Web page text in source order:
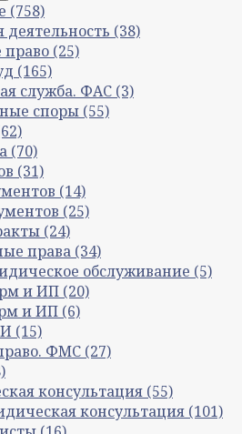
(758)
(38)
(25)
(165)
служба. ФАС (3)
споры (55)
(70)
(31)
(14)
(25)
(24)
права (34)
обслуживание (5)
и ИП (20)
и ИП (6)
(15)
ФМС (27)
консультация (55)
консультация (101)